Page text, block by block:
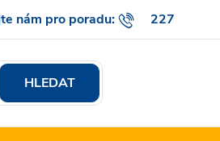
227
777 222
Hodnocení obchodu Prodávané značky
HLEDAT